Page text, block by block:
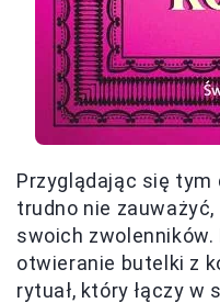
Przyglądając się
trudno nie
swoich
otwieranie butelki z
rytuał, który łączy